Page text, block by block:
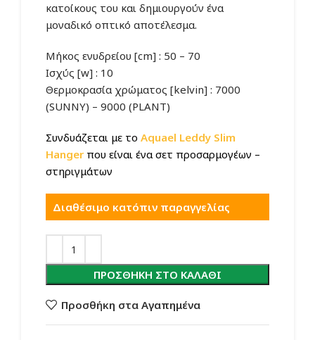
κατοίκους του και δημιουργούν ένα
μοναδικό οπτικό αποτέλεσμα.
Μήκος ενυδρείου [cm] : 50 – 70
Ισχύς [w] : 10
Θερμοκρασία χρώματος [kelvin] : 7000
(SUNNY) – 9000 (PLANT)
Συνδυάζεται με το Aquael Leddy Slim
Hangerπου είναι ένα σετ προσαρμογέων –
στηριγμάτων
Διαθέσιμο κατόπιν παραγγελίας
ΠΡΟΣΘΉΚΗ ΣΤΟ ΚΑΛΆΘΙ
Προσθήκη στα Αγαπημένα